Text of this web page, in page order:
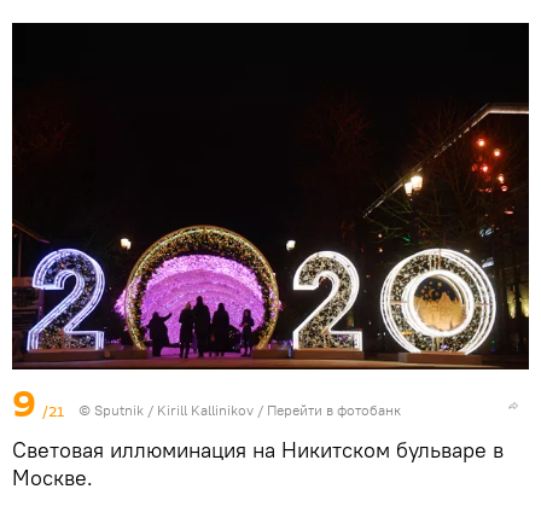
9 /21 © Sputnik / Kirill Kallinikov / Перейти в фотобанк
Световая иллюминация на Никитском бульваре в
Москве.